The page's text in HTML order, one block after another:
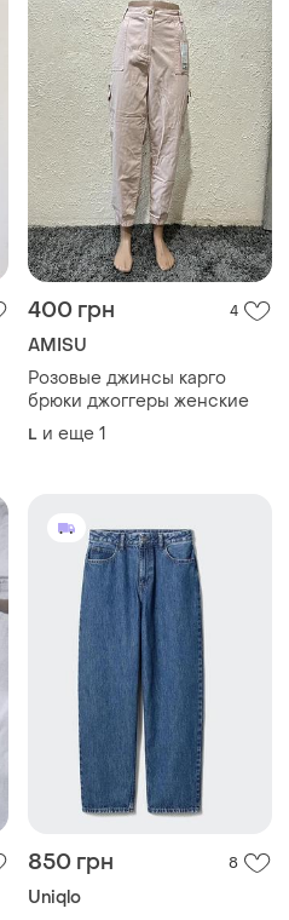
400 грн 4
AMISU
Розовые джинсы карго
брюки джоггеры женские
L и еще 1
850 грн 8
Uniqlo